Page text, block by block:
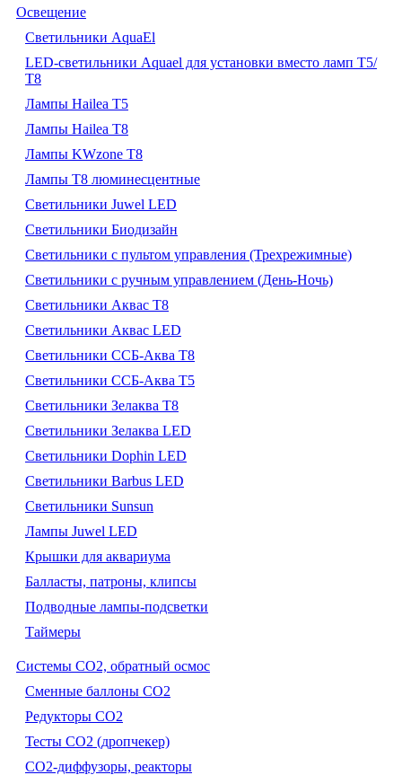
Освещение
Cветильники AquaEl
LED-светильники Aquael для установки вместо ламп Т5/
Т8
Лампы Hailea Т5
Лампы Hailea Т8
Лампы KWzone Т8
Лампы Т8 люминесцентные
Светильники Juwel LED
Светильники Биодизайн
Светильники с пультом управления (Трехрежимные)
Светильники с ручным управлением (День-Ночь)
Светильники Аквас Т8
Светильники Аквас LED
Светильники ССБ-Аква Т8
Светильники ССБ-Аква Т5
Светильники Зелаква Т8
Светильники Зелаква LED
Светильники Dophin LED
Светильники Barbus LED
Светильники Sunsun
Лампы Juwel LED
Крышки для аквариума
Балласты, патроны, клипсы
Подводные лампы-подсветки
Таймеры
Системы CO2, обратный осмос
Сменные баллоны СО2
Редукторы СО2
Тесты CO2 (дропчекер)
СО2-диффузоры, реакторы